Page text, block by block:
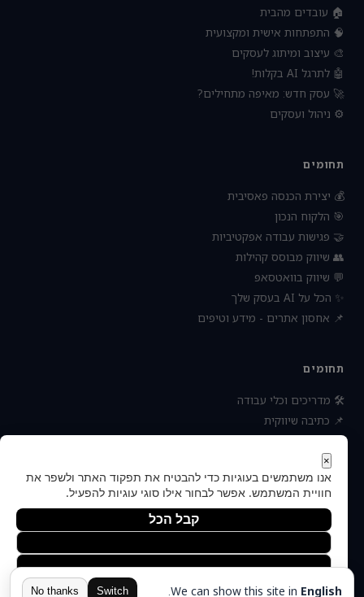
🏠 עובדים מהבית
🧠 התפתחות אישית ומקצועית
🎨 עיצוב ומיתוג לעסקים
🤖 לתרגל AI בקלות!
🚀 עסק חדש: מאיפה מתחילים?
⚙️ ניהול ועסקים
תחומים
💰 יצירת הכנסה פאסיבית
🎯 הלקוח הנכון
🤝 פגישות עבודה אפקטיביות
👥 שיווק מבוסס קהילות
💬 שיווק בוואטסאפ
✨ הכל על AI בעסק שלך
📌 אחסון אתרים - מידע וטיפים
תחומים
🛠 מדריכים וכלי עבודה
📌 כתיבה שיווקית
📌 socialbee מפלצת המדיה
📌 נטוורקינג וקשרים עסקיים
📌 חדשות כלכלה ועסקים
© 2026 — כל הזכויות
הוקם ומקודם ע"י:צימטים
הצהרת נגישותתקנון ותנאי שימושפרטיותאודות
×
אנו משתמשים בעוגיות כדי להבטיח את תפקוד האתר ולשפר את
חוויית המשתמש. אפשר לבחור אילו סוגי עוגיות להפעיל.
קבל הכל
העדפות
מדיניות הפרטיותWe can show this site in English
.
Switch
No thanks